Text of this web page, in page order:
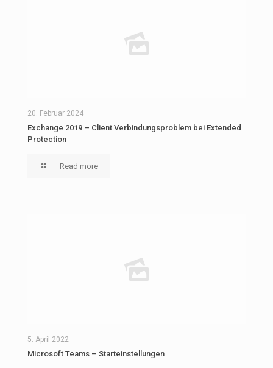
20. Februar 2024
Exchange 2019 – Client Verbindungsproblem bei Extended
Protection
Read more
5. April 2022
Microsoft Teams – Starteinstellungen